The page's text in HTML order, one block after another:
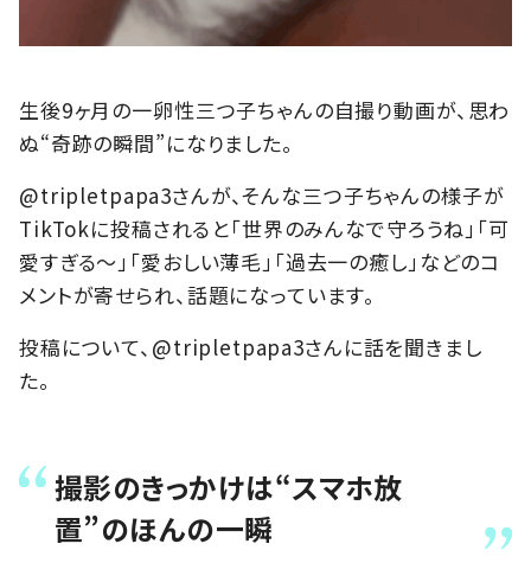
生後9ヶ月の一卵性三つ子ちゃんの自撮り動画が、思わ
ぬ“奇跡の瞬間”になりました。
@tripletpapa3さんが、そんな三つ子ちゃんの様子が
TikTokに投稿されると「世界のみんなで守ろうね」「可
愛すぎる～」「愛おしい薄毛」「過去一の癒し」などのコ
メントが寄せられ、話題になっています。
投稿について、@tripletpapa3さんに話を聞きまし
た。
撮影のきっかけは“スマホ放
置”のほんの一瞬